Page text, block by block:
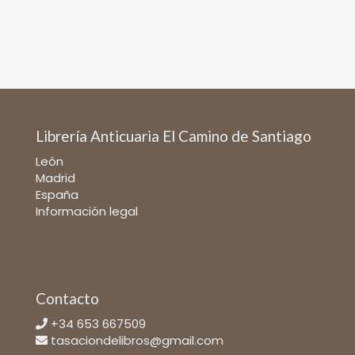
Librería Anticuaria El Camino de Santiago
León
Madrid
España
Información legal
Contacto
+34 653 667509
tasaciondelibros@gmail.com